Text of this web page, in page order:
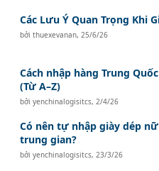
Các Lưu Ý Quan Trọng Khi
bởithuexevanan, 25/6/26
Cách nhập hàng Trung
(Từ A–Z)
bởiyenchinalogisitcs, 2/4/26
Có nên tự nhập giày dép
trung gian?
bởiyenchinalogisitcs, 23/3/26